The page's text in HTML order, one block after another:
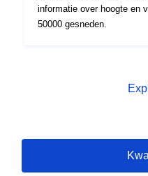
informatie over hoogte en
50000 gesneden.